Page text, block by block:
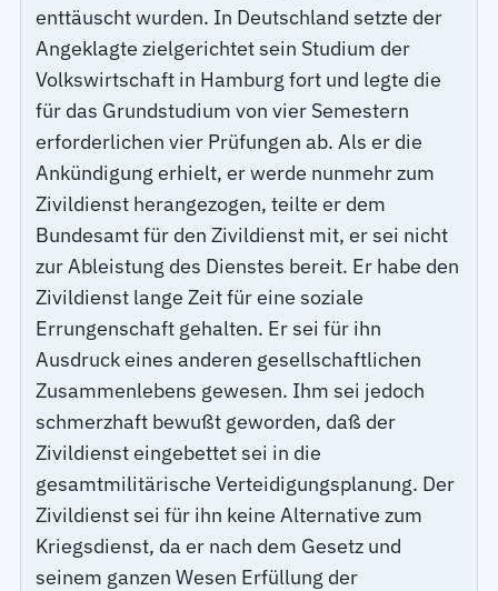
enttäuscht wurden. In Deutschland setzte der
Angeklagte zielgerichtet sein Studium der
Volkswirtschaft in Hamburg fort und legte die
für das Grundstudium von vier Semestern
erforderlichen vier Prüfungen ab. Als er die
Ankündigung erhielt, er werde nunmehr zum
Zivildienst herangezogen, teilte er dem
Bundesamt für den Zivildienst mit, er sei nicht
zur Ableistung des Dienstes bereit. Er habe den
Zivildienst lange Zeit für eine soziale
Errungenschaft gehalten. Er sei für ihn
Ausdruck eines anderen gesellschaftlichen
Zusammenlebens gewesen. Ihm sei jedoch
schmerzhaft bewußt geworden, daß der
Zivildienst eingebettet sei in die
gesamtmilitärische Verteidigungsplanung. Der
Zivildienst sei für ihn keine Alternative zum
Kriegsdienst, da er nach dem Gesetz und
seinem ganzen Wesen Erfüllung der